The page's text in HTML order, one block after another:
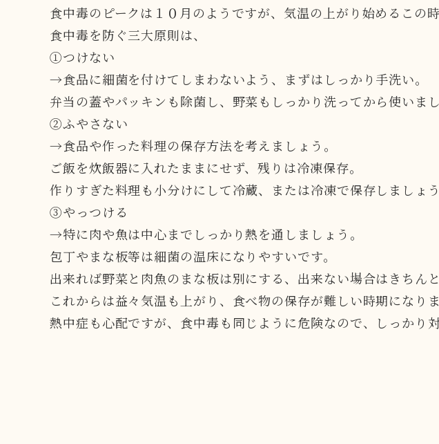
食中毒のピークは１０月のようですが、気温の上がり始めるこの時
食中毒を防ぐ三大原則は、
①つけない
→食品に細菌を付けてしまわないよう、まずはしっかり手洗い。
弁当の蓋やパッキンも除菌し、野菜もしっかり洗ってから使いまし
②ふやさない
→食品や作った料理の保存方法を考えましょう。
ご飯を炊飯器に入れたままにせず、残りは冷凍保存。
作りすぎた料理も小分けにして冷蔵、または冷凍で保存しましょう
③やっつける
→特に肉や魚は中心までしっかり熱を通しましょう。
包丁やまな板等は細菌の温床になりやすいです。
出来れば野菜と肉魚のまな板は別にする、出来ない場合はきちん
これからは益々気温も上がり、食べ物の保存が難しい時期になり
熱中症も心配ですが、食中毒も同じように危険なので、しっかり